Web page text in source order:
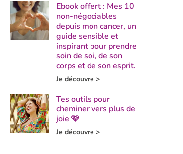
Ebook offert : Mes 10
non-négociables
depuis mon cancer, un
guide sensible et
inspirant pour prendre
soin de soi, de son
corps et de son esprit.
Je découvre >
Tes outils pour
cheminer vers plus de
joie 🩷
Je découvre >